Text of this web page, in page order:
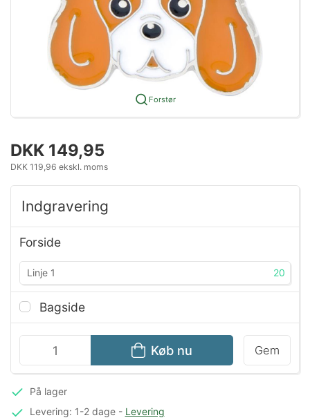
Forstør
DKK 149,95
DKK 119,96 ekskl. moms
Indgravering
Køb nu Gem
Forside
20
Bagside
På lager
Levering: 1-2 dage- Levering